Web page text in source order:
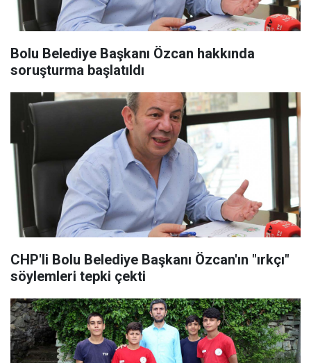
Bolu Belediye Başkanı Özcan hakkında
soruşturma başlatıldı
CHP'li Bolu Belediye Başkanı Özcan'ın "ırkçı"
söylemleri tepki çekti